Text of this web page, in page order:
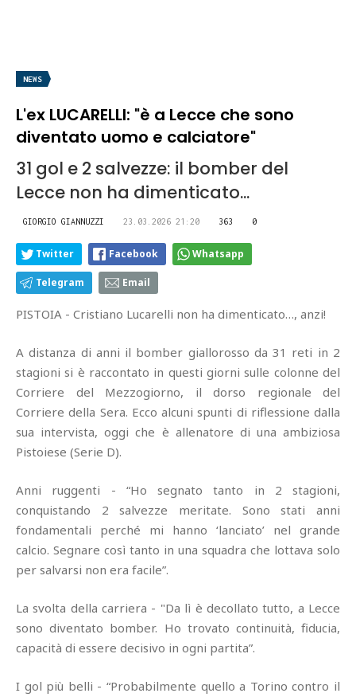
NEWS
L'ex LUCARELLI: "è a Lecce che sono
diventato uomo e calciatore"
31 gol e 2 salvezze: il bomber del
Lecce non ha dimenticato...
GIORGIO GIANNUZZI 23.03.2026 21:20 363 0
Twitter Facebook Whatsapp
Telegram Email
PISTOIA - Cristiano Lucarelli non ha dimenticato…, anzi!
A distanza di anni il bomber giallorosso da 31 reti in 2
stagioni si è raccontato in questi giorni sulle colonne del
Corriere del Mezzogiorno, il dorso regionale del
Corriere della Sera. Ecco alcuni spunti di riflessione dalla
sua intervista, oggi che è allenatore di una ambiziosa
Pistoiese (Serie D).
Anni ruggenti - “Ho segnato tanto in 2 stagioni,
conquistando 2 salvezze meritate. Sono stati anni
fondamentali perché mi hanno ‘lanciato’ nel grande
calcio. Segnare così tanto in una squadra che lottava solo
per salvarsi non era facile”.
La svolta della carriera - "Da lì è decollato tutto, a Lecce
sono diventato bomber. Ho trovato continuità, fiducia,
capacità di essere decisivo in ogni partita”.
I gol più belli - “Probabilmente quello a Torino contro il